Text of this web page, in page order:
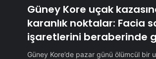
Güney Kore uçak
karanlık noktalar: Facia
işaretlerini beraberinde
Güney Kore’de pazar günü ölümcül bir